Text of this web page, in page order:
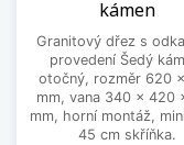
kámen
Granitový dřez s
provedení Šedý
otočný, rozměr 620
mm, vana 340 x 420
mm, horní montáž,
45 cm skříňka.